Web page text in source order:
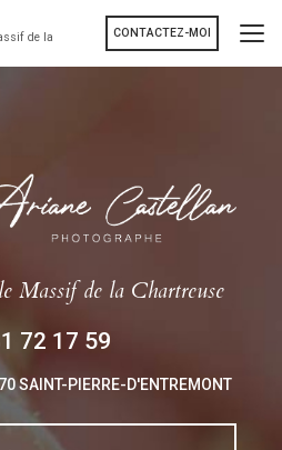
CONTACTEZ-MOI
Massif de la Chartreuse
72 17 59
SAINT-PIERRE-D'ENTREMONT